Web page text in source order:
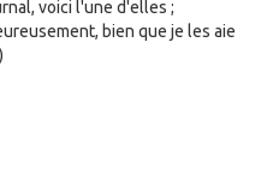
voici l'une d'elles ;
bien que je les aie